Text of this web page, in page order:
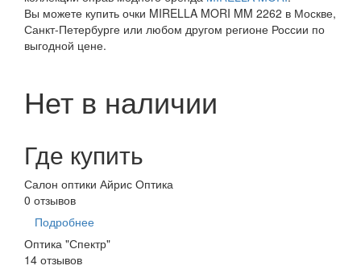
Вы можете купить очки MIRELLA MORI MM 2262 в Москве,
Санкт-Петербурге или любом другом регионе России по
выгодной цене.
Нет в наличии
Где купить
Салон оптики Айрис Оптика
0 отзывов
Подробнее
Оптика "Спектр"
14 отзывов